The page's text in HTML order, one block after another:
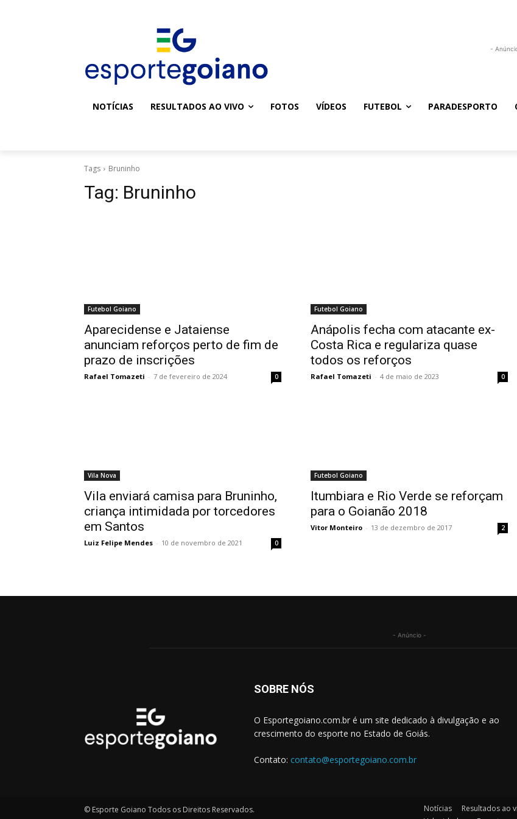
-
NOTÍCIAS RESULTADOS AO VIVO FOTOS VÍDEOS FUTEBOL PARADESPORTO
Tags Bruninho
Tag: Bruninho
Futebol Goiano
Aparecidense e Jataiense
anunciam reforços perto de fim de
prazo de inscrições
Rafael Tomazeti - 7 de fevereiro de 2024 0
Futebol Goiano
Anápolis fecha com atacante ex-
Costa Rica e regulariza quase
todos os reforços
Rafael Tomazeti - 4 de maio de 2023 0
Vila Nova
Vila enviará camisa para Bruninho,
criança intimidada por torcedores
em Santos
Luiz Felipe Mendes - 10 de novembro de 2021 0
Futebol Goiano
Itumbiara e Rio Verde se reforçam
para o Goianão 2018
Vitor Monteiro - 13 de dezembro de 2017 2
- Anúncio -
SOBRE NÓS
O Esportegoiano.com.br é um site dedicado à divulgação e ao
crescimento do esporte no Estado de Goiás.
Contato: contato@esportegoiano.com.br
© Esporte Goiano Todos os Direitos Reservados. Notícias Resultados ao